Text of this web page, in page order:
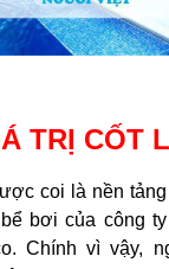
TRỊ CỐT
coi là nền
bơi của công
Chính vì vậy,